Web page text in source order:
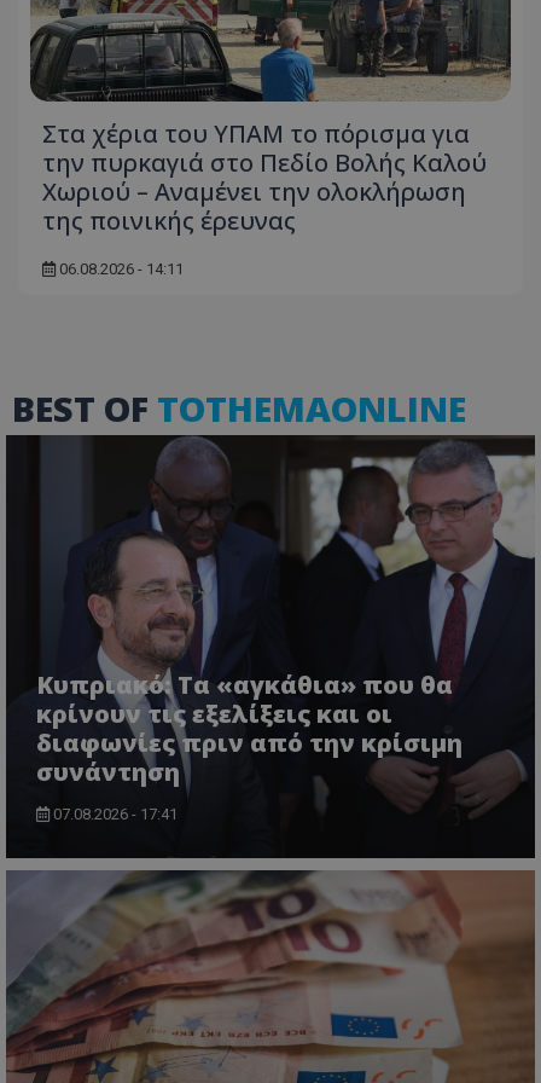
Στα χέρια του ΥΠΑΜ το πόρισμα για
την πυρκαγιά στο Πεδίο Βολής Καλού
Χωριού – Αναμένει την ολοκλήρωση
της ποινικής έρευνας
06.08.2026 - 14:11
BEST OF TOTHEMAONLINE
Κυπριακό: Τα «αγκάθια» που θα
κρίνουν τις εξελίξεις και οι
διαφωνίες πριν από την κρίσιμη
συνάντηση
07.08.2026 - 17:41
Απολύτως απαραίτητα
Απόδοσης
Στόχευσης
Λειτουργικότητας
Μη ταξινομημένα
Τα απολύτως απαραίτητα cookies επιτρέπουν
βασικές λειτουργίες του ιστότοπου, όπως τη
σύνδεση χρήστη και τη διαχείριση λογαριασμού.
Ο ιστότοπος δεν μπορεί να χρησιμοποιηθεί σωστά
χωρίς τα απολύτως απαραίτητα cookies.
ASP.NET_SessionId
Microsoft Corporation
VISITOR_PRIVACY_METADATA
YouTube
.youtube.com